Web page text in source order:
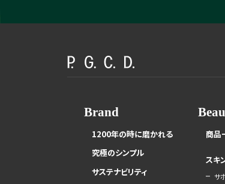
Brand
1200年の時に磨かれる
究極のシンプル
サステナビリティ
商品
スキ
サ